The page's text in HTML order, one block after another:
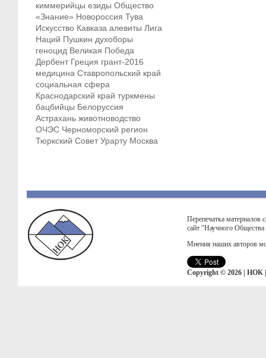
киммерийцы езиды Общество
«Знание» Новороссия Тува
Искусство Кавказа алевиты Лига
Наций Пушкин духоборы
геноцид Великая Победа
Дербент Греция грант-2016
медицина Ставропольский край
социальная сфера
Краснодарский край туркмены
бацбийцы Белоруссия
Астрахань животноводство
ОЧЭС Черноморский регион
Тюркский Совет Урарту Москва
Перепечатка материалов
сайт "Научного
Мнения наших авторов
Copyright © 2026 | НОК